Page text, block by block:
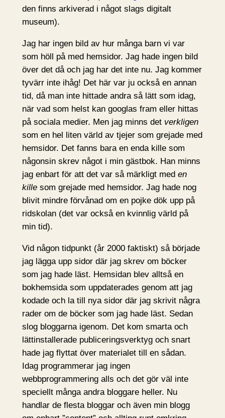
den finns arkiverad i något slags digitalt
museum).
Jag har ingen bild av hur många barn vi var
som höll på med hemsidor. Jag hade ingen bild
över det då och jag har det inte nu. Jag kommer
tyvärr inte ihåg! Det här var ju också en annan
tid, då man inte hittade andra så lätt som idag,
när vad som helst kan googlas fram eller hittas
på sociala medier. Men jag minns det verkligen
som en hel liten värld av tjejer som grejade med
hemsidor. Det fanns bara en enda kille som
någonsin skrev något i min gästbok. Han minns
jag enbart för att det var så märkligt med en
killesom grejade med hemsidor. Jag hade nog
blivit mindre förvånad om en pojke dök upp på
ridskolan (det var också en kvinnlig värld på
min tid).
Vid någon tidpunkt (år 2000 faktiskt) så började
jag lägga upp sidor där jag skrev om böcker
som jag hade läst. Hemsidan blev alltså en
bokhemsida som uppdaterades genom att jag
kodade och la till nya sidor där jag skrivit några
rader om de böcker som jag hade läst. Sedan
slog bloggarna igenom. Det kom smarta och
lättinstallerade publiceringsverktyg och snart
hade jag flyttat över materialet till en sådan.
Idag programmerar jag ingen
webbprogrammering alls och det gör väl inte
speciellt många andra bloggare heller. Nu
handlar de flesta bloggar och även min blogg